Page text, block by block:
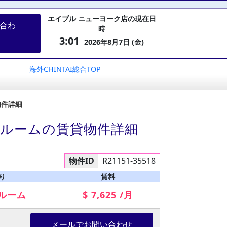
わ
エイブル ニューヨーク店の現在日
時
3:01 2026年8月7日 (金)
海外CHINTAI総合TOP
詳細
ームの賃貸物件詳細
物件ID R21151-35518
賃料
ーム $ 7,625 /月
メールでお問い合わせ